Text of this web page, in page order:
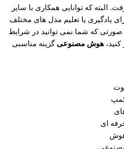
البته که توانایی همکاری با سایر
یادگیری یا تعلیم مدل های مختلف
صورتی که شما نمی توانید در شرایط
هوش مصنوعی گزینه مناسبی
ای